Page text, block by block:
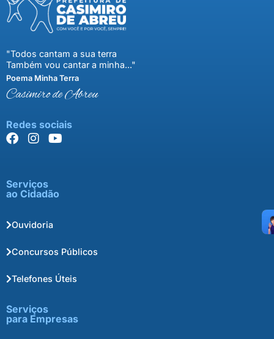
"Todos cantam a sua terra
Também vou cantar a minha..."
Poema Minha Terra
Casimiro de Abreu
Redes sociais
Serviços
ao Cidadão
Ouvidoria
Concursos Públicos
Telefones Úteis
Serviços
para Empresas